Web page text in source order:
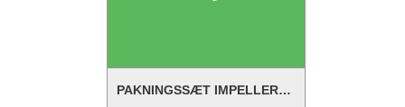
PAKNINGSSÆT IMPELLERPUMPE 4-HULS